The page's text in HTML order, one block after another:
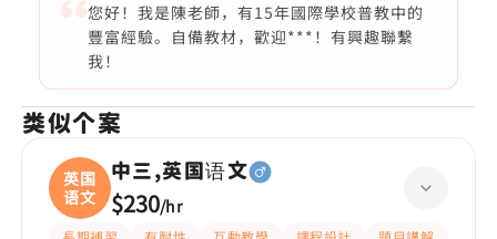
您好！我是陳老師，有15年國際學校普教中的
豐富經驗。自備教材，歡迎***！有興趣聯繫
我！
类似个案
英国
语文
中三,英国语文
$230/hr